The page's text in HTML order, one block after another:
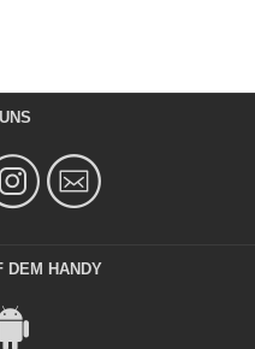
DEM HANDY